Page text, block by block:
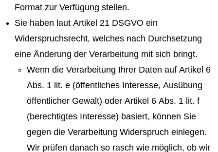
Format zur Verfügung stellen.
Sie haben laut Artikel 21 DSGVO ein
Widerspruchsrecht, welches nach Durchsetzung
eine Änderung der Verarbeitung mit sich bringt.
Wenn die Verarbeitung Ihrer Daten auf Artikel 6
Abs. 1 lit. e (öffentliches Interesse, Ausübung
öffentlicher Gewalt) oder Artikel 6 Abs. 1 lit. f
(berechtigtes Interesse) basiert, können Sie
gegen die Verarbeitung Widerspruch einlegen.
Wir prüfen danach so rasch wie möglich, ob wir